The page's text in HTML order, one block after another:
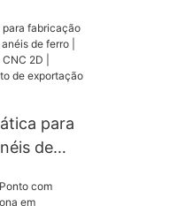
|
|
para
de
arame